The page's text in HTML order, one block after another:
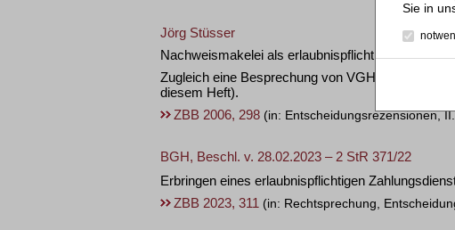
Jörg Stüsser
Nachweismakelei als erlaubnispflichtige
Zugleich eine Besprechung von VGH Kassel,
diesem Heft).
ZBB 2006, 298 (in: Entscheidungsrezensionen,
BGH, Beschl. v. 28.02.2023 – 2 StR 371/22
Erbringen eines erlaubnispflichtigen
ZBB 2023, 311 (in: Rechtsprechung,